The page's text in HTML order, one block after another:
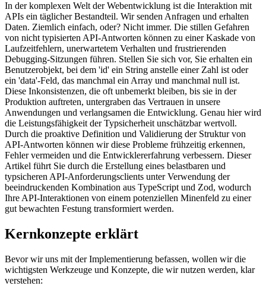
In der komplexen Welt der Webentwicklung ist die Interaktion mit
APIs ein täglicher Bestandteil. Wir senden Anfragen und erhalten
Daten. Ziemlich einfach, oder? Nicht immer. Die stillen Gefahren
von nicht typisierten API-Antworten können zu einer Kaskade von
Laufzeitfehlern, unerwartetem Verhalten und frustrierenden
Debugging-Sitzungen führen. Stellen Sie sich vor, Sie erhalten ein
Benutzerobjekt, bei dem 'id' ein String anstelle einer Zahl ist oder
ein 'data'-Feld, das manchmal ein Array und manchmal null ist.
Diese Inkonsistenzen, die oft unbemerkt bleiben, bis sie in der
Produktion auftreten, untergraben das Vertrauen in unsere
Anwendungen und verlangsamen die Entwicklung. Genau hier wird
die Leistungsfähigkeit der Typsicherheit unschätzbar wertvoll.
Durch die proaktive Definition und Validierung der Struktur von
API-Antworten können wir diese Probleme frühzeitig erkennen,
Fehler vermeiden und die Entwicklererfahrung verbessern. Dieser
Artikel führt Sie durch die Erstellung eines belastbaren und
typsicheren API-Anforderungsclients unter Verwendung der
beeindruckenden Kombination aus TypeScript und Zod, wodurch
Ihre API-Interaktionen von einem potenziellen Minenfeld zu einer
gut bewachten Festung transformiert werden.
Kernkonzepte erklärt
Bevor wir uns mit der Implementierung befassen, wollen wir die
wichtigsten Werkzeuge und Konzepte, die wir nutzen werden, klar
verstehen: